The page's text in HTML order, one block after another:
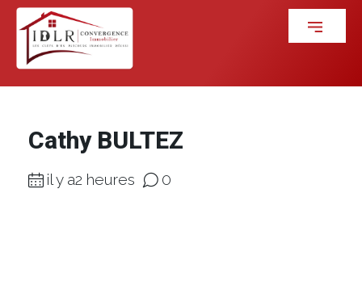
Cathy BULTEZ
il y a2 heures 0